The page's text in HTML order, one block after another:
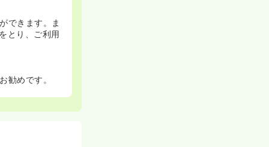
できます。ま
とり、ご利用
勧めです。